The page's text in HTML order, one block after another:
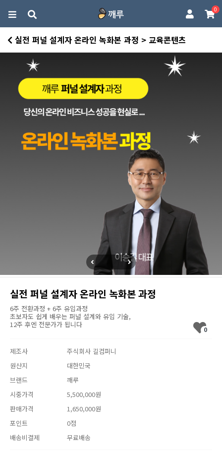
0
실전 퍼널 설계자 온라인 녹화본 과정 > 교육콘텐츠
실전 퍼널 설계자 온라인 녹화본 과정
6주 전환과정 + 6주 유입과정
초보자도 쉽게 배우는 퍼널 설계와 유입 기술,
12주 후엔 전문가가 됩니다
0
제조사
주식회사 길컴퍼니
원산지
대한민국
브랜드
깨루
시중가격
5,500,000원
판매가격
1,650,000원
포인트
0점
배송비결제
무료배송